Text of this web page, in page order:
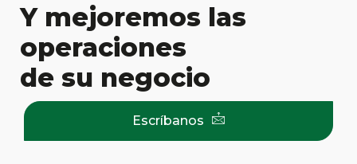
Y mejoremos las
operaciones
de su negocio
Escríbanos